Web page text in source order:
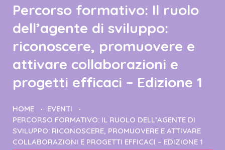
Percorso formativo: Il ruolo
dell’agente di sviluppo:
riconoscere, promuovere e
attivare collaborazioni e
progetti efficaci – Edizione 1
HOME
EVENTI
PERCORSO FORMATIVO: IL RUOLO DELL’AGENTE DI
SVILUPPO: RICONOSCERE, PROMUOVERE E ATTIVARE
COLLABORAZIONI E PROGETTI EFFICACI – EDIZIONE 1